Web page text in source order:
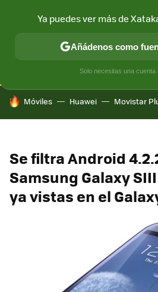
CONECTIVIDAD MÓVIL Y
HOY SE HABLA DE
Móviles Huawei Movistar
Se filtra Android
Samsung Galaxy
ya vistas en el
Ya puedes ver más de
Añádenos como
Solo necesitas una cuenta